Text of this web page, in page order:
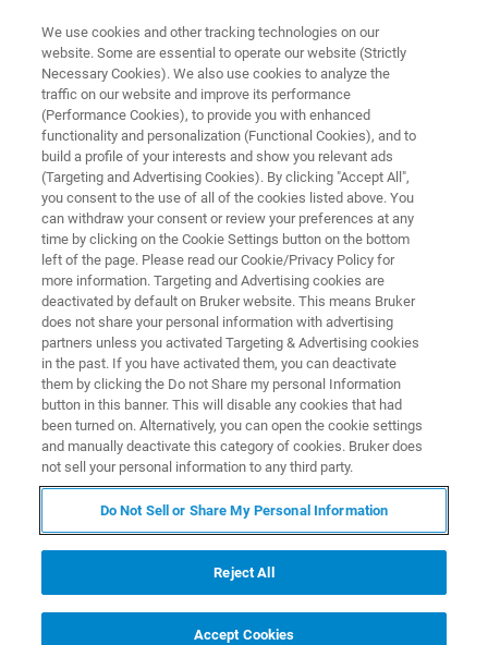
Teledetekcja
Teledetekcja
Bruker Optics oferuje szeroką gamę systemów
teledetekcji opartych na FT-IR do identyfikacji i
analizy ilościowej gazów, nawet z dużych
odległości.
We use cookies and other tracking technologies on our
website. Some are essential to operate our website (Strictly
Necessary Cookies). We also use cookies to analyze the
traffic on our website and improve its performance
(Performance Cookies), to provide you with enhanced
functionality and personalization (Functional Cookies), and to
build a profile of your interests and show you relevant ads
(Targeting and Advertising Cookies). By clicking "Accept All",
you consent to the use of all of the cookies listed above. You
can withdraw your consent or review your preferences at any
time by clicking on the Cookie Settings button on the bottom
left of the page. Please read our Cookie/Privacy Policy for
more information. Targeting and Advertising cookies are
deactivated by default on Bruker website. This means Bruker
does not share your personal information with advertising
partners unless you activated Targeting & Advertising cookies
in the past. If you have activated them, you can deactivate
them by clicking the Do not Share my personal Information
button in this banner. This will disable any cookies that had
been turned on. Alternatively, you can open the cookie settings
and manually deactivate this category of cookies. Bruker does
not sell your personal information to any third party.
Do Not Sell or Share My Personal Information
Reject All
Accept Cookies